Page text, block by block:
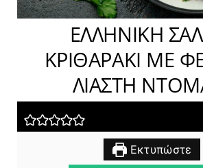
ΕΛΛΗΝΙΚΗ
ΚΡΙΘΑΡΑΚΙ ΜΕ
ΛΙΑΣΤΗ
Εκτυπώστε